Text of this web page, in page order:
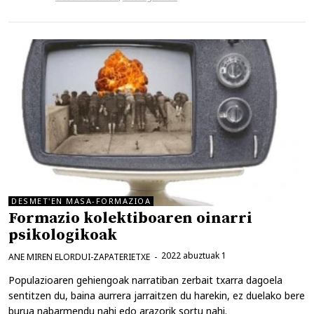
DESMET'EN MASA-FORMAZIOA
Formazio kolektiboaren oinarri
psikologikoak
2022 abuztuak 1
ANE MIREN ELORDUI-ZAPATERIETXE
Populazioaren gehiengoak narratiban zerbait txarra dagoela
sentitzen du, baina aurrera jarraitzen du harekin, ez duelako bere
burua nabarmendu nahi edo arazorik sortu nahi.